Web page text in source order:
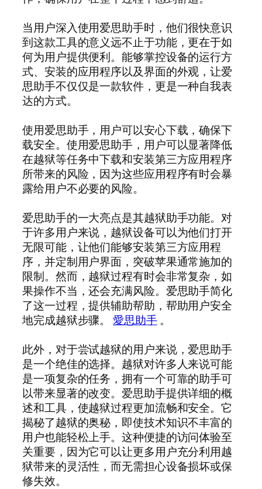
当用户深入使用爱思助手时，他们很快意识
到这款工具的意义远不止于功能，更在于如
何为用户提供便利。能够掌控设备的运行方
式、安装的应用程序以及界面的外观，让爱
思助手不仅仅是一款软件，更是一种自我表
达的方式。
使用爱思助手，用户可以安心下载，确保下
载安全。使用爱思助手，用户可以显著降低
在越狱等任务中下载和安装第三方应用程序
所带来的风险，因为这些应用程序有时会暴
露给用户不必要的风险。
爱思助手的一大亮点是其越狱助手功能。对
于许多用户来说，越狱设备可以为他们打开
无限可能，让他们能够安装第三方应用程
序，并定制用户界面，突破苹果通常施加的
限制。然而，越狱过程有时会非常复杂，如
果操作不当，还会充满风险。爱思助手简化
了这一过程，提供辅助帮助，帮助用户安全
地完成越狱步骤。愛思助手。
此外，对于尝试越狱的用户来说，爱思助手
是一个绝佳的选择。越狱对许多人来说可能
是一项复杂的任务，拥有一个可靠的助手可
以带来显著的改变。爱思助手提供详细的概
述和工具，使越狱过程更加流畅和安全。它
揭秘了越狱的奥秘，即使技术知识不丰富的
用户也能轻松上手。这种便捷的访问体验至
关重要，因为它可以让更多用户充分利用越
狱带来的灵活性，而无需担心设备损坏或保
修失效。